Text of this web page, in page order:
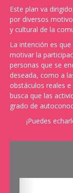
Este plan va
por diversos
y cultural de la
La intención es
motivar la
personas que se
deseada, como a
obstáculos reales
busca que las
grado de
¡Puedes